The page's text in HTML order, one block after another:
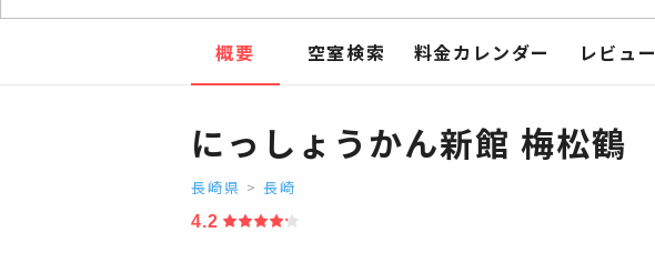
概要 空室検索 料金カレンダー レビュー
にっしょうかん新館 梅松鶴
長崎県 > 長崎
4.2